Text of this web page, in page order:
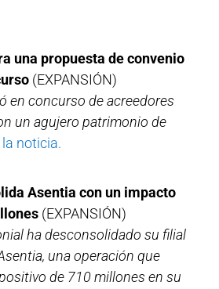
una propuesta de convenio
(EXPANSIÓN)
en concurso de acreedores
un agujero patrimonio de
la noticia.
Asentia con un impacto
(EXPANSIÓN)
ha desconsolidado su filial
una operación que
de 710 millones en su